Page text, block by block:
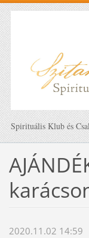
Spirituális Klub és
2020.11.02 14:59